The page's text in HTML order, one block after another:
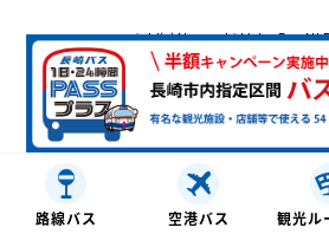
路線バス 空港バス 観光ル
copyright(c) Nagasaki Motor Bus All